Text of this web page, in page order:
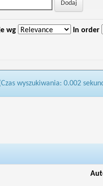
wg In order
wyszukiwania: 0.002